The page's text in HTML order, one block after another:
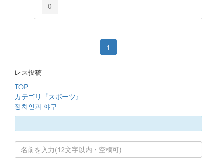
0
1
レス投稿
TOP
カテゴリ『スポーツ』
정치인과 야구